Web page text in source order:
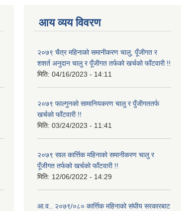
आय व्यय विवरण
२०७९ चैत्र महिनाको समानीकरण चालु, पूँजीगत र
शशर्त अनुदान चालु र पूँजीगत तर्फको खर्चको फाँटवारी !!
मिति: 04/16/2023 - 14:11
२०७९ फाल्गुनको सामानियकरण चालु र पुँजीगततर्फ
खर्चको फाँटवारी !!
मिति: 03/24/2023 - 11:41
२०७९ साल कार्त्तिक महिनाको समानीकरण चालु र
पूँजीगत तर्फको खर्चको फाँटवारी !!
मिति: 12/06/2022 - 14:29
आ.व.. २०७९/०८० कार्त्तिक महिनाको संघीय सरकारबाट